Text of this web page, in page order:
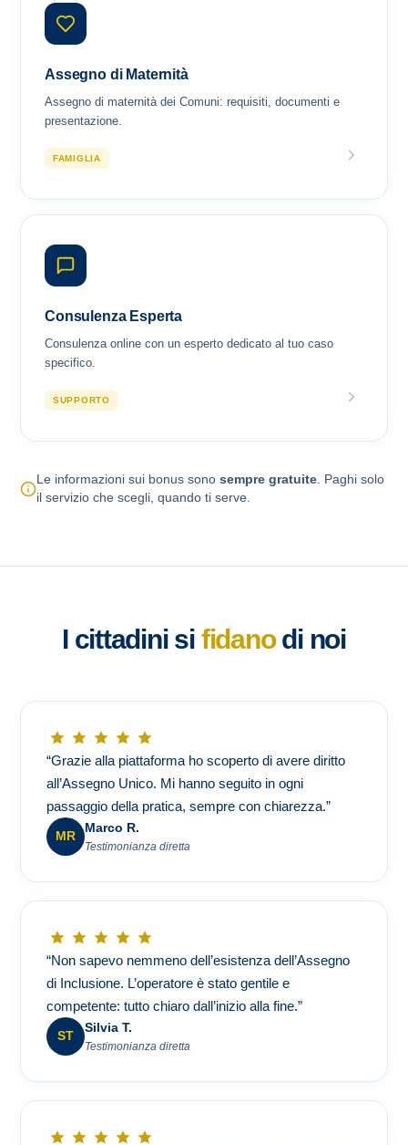
Assegno di Maternità
Assegno di maternità dei Comuni: requisiti, documenti e
presentazione.
FAMIGLIA
Consulenza Esperta
Consulenza online con un esperto dedicato al tuo caso
specifico.
SUPPORTO
Le informazioni sui bonus sono sempre gratuite. Paghi solo
il servizio che scegli, quando ti serve.
I cittadini si fidanodi noi
“Grazie alla piattaforma ho scoperto di avere diritto
all’Assegno Unico. Mi hanno seguito in ogni
passaggio della pratica, sempre con chiarezza.”
MR
Marco R.
Testimonianza diretta
“Non sapevo nemmeno dell’esistenza dell’Assegno
di Inclusione. L’operatore è stato gentile e
competente: tutto chiaro dall’inizio alla fine.”
ST
Silvia T.
Testimonianza diretta